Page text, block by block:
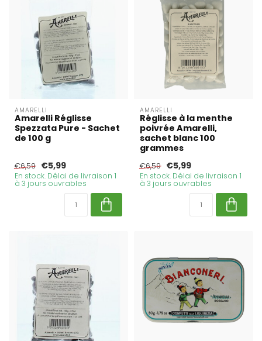
AMARELLI
Amarelli Réglisse
Spezzata Pure - Sachet
de 100 g
€6,59 €5,99
En stock. Délai de livraison 1
à 3 jours ouvrables
AMARELLI
Réglisse à la menthe
poivrée Amarelli,
sachet blanc 100
grammes
€6,59 €5,99
En stock. Délai de livraison 1
à 3 jours ouvrables